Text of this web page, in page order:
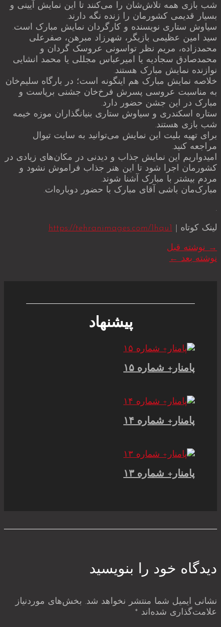
شب بازی همه تلاش‌شان را می‌کنند تا این نمایش آیینی و
بسیار قدیمی کشورمان را زنده نگه دارند.
سیاوش ‌ستاری نویسنده و کارگردان نمایش مبارک است.
سید امین عظیمی بازیگر، شهرزاد مبرهن، صفرعلی
محمدزاده، مریم نظر تواسونی عروسک گردان و
محمدصادق سجادیه یا امیرعباس مجللی یا محمد انشایی
نوازنده نمایش مبارک هستند.
خلاصه نمایش مبارک هم اینگونه است؛ در بارگاه سلیم‌خان
به مناسبت عروسی پسرش فرخ‌خان جشنی برپاست و
مبارک در این جشن حضور دارد.
ستاره ‌اسکندری و سیاوش ‌ستاری بنیانگذاران موزه خیمه
شب بازی هستند.
برای تهیه بلیت این نمایش می‌توانید به سایت تیوال
مراجعه کنید.
امیدواریم این نمایش جذاب و دیدنی در مکان‌های زیادی در
کشورمان اجرا شود تا این هنر جذاب فراموش نشود و
مردم بیشتر با مبارک آشنا شوند.
مبارک‌مان باشی آقای مبارک با حضور دوباره‌ات.
.
لینک کوتاه | https://tehranimages.com/1hqu1
→ نوشته قبل
نوشته بعد ←
پیشنهاد
پامنار+ شماره ۱۵
پامنار+ شماره ۱۴
پامنار+ شماره ۱۳
دیدگاه‌ خود را بنویسید
نشانی ایمیل شما منتشر نخواهد شد. بخش‌های موردنیاز
علامت‌گذاری شده‌اند *